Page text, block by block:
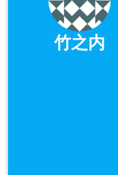
竹之内